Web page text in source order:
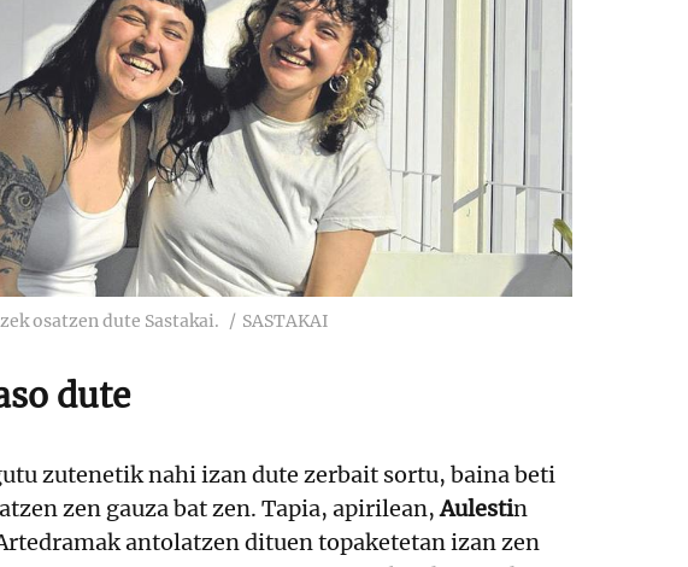
osatzen dute Sastakai. SASTAKAI
dute
zutenetik nahi izan dute zerbait sortu, baina beti
zen gauza bat zen. Tapia, apirilean,Aulestin
antolatzen dituen topaketetan izan zen